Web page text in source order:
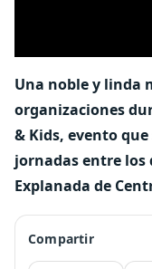
Una noble y linda
organizaciones
& Kids, evento
jornadas entre los
Explanada de
Compartir